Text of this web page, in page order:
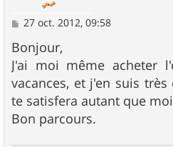
M
s
s
a
g
e
27 oct. 2012, 09:58
Bonjour,
J'ai moi même acheter
vacances, et j'en suis
te satisfera autant que
Bon parcours.